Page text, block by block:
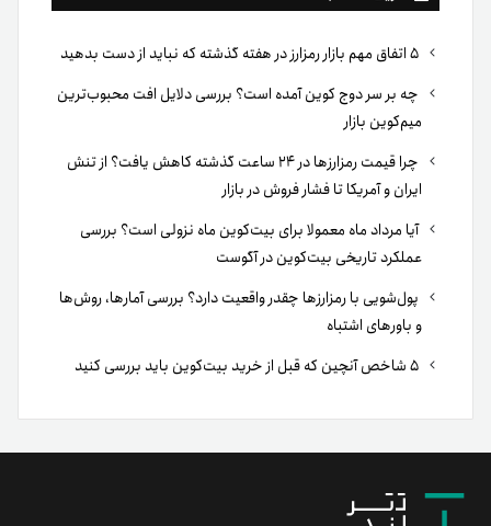
چه بر سر دوج کوین آمده است؟ بررسی دلایل افت محبوب‌ترین
میم‌کوین بازار
چرا قیمت رمزارزها در ۲۴ ساعت گذشته کاهش یافت؟ از تنش
ایران و آمریکا تا فشار فروش در بازار
آیا مرداد ماه معمولا برای بیت‌کوین ماه نزولی است؟ بررسی
عملکرد تاریخی بیت‌کوین در آگوست
پول‌شویی با رمزارزها چقدر واقعیت دارد؟ بررسی آمارها، روش‌ها
و باورهای اشتباه